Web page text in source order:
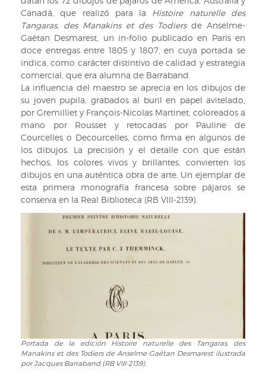
rouge.
(RB
VIII
M
244,
lám.
6).
Canadá, que realizó para la Histoire naturelle des
Tangaras, des Manakins et des Todiersde Anselme-
Gaëtan Desmarest, un in-folio publicado en París en
doce entregas entre 1805 y 1807, en cuya portada se
indica, como carácter distintivo de calidad y estrategia
comercial, que era alumna de Barraband.
La influencia del maestro se aprecia en los dibujos de
su joven pupila, grabados al buril en papel avitelado,
por Gremilliet y François-Nicolas Martinet, coloreados a
mano por Rousset y retocadas por Pauline de
Courcelles o Decourcelles, como firma en algunos de
los dibujos. La precisión y el detalle con que están
hechos, los colores vivos y brillantes, convierten los
dibujos en una auténtica obra de arte. Un ejemplar de
esta primera monografía francesa sobre pájaros se
conserva en la Real Biblioteca (RB VIII-2139).
Portada
de
la
Portada de la edición Histoire naturelle des Tangaras, des
Manakins et des Todiers de Anselme-Gaëtan Desmarest ilustrada
por Jacques Barraband (RB VIII-2139).